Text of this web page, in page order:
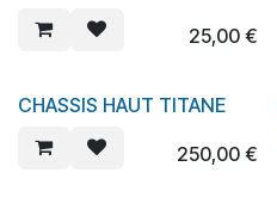
25,00€
CHASSIS HAUT TITANE
250,00€